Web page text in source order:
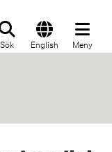
Sök English Meny